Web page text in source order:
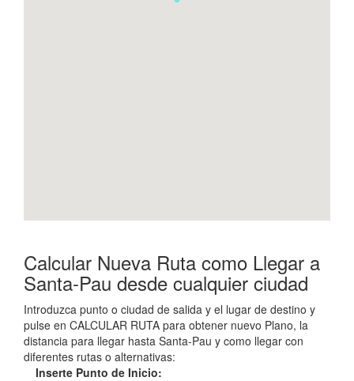
Calcular Nueva Ruta como Llegar a
Santa-Pau desde cualquier ciudad
Introduzca punto o ciudad de salida y el lugar de destino y
pulse en CALCULAR RUTA para obtener nuevo Plano, la
distancia para llegar hasta Santa-Pau y como llegar con
diferentes rutas o alternativas:
Inserte Punto de Inicio: